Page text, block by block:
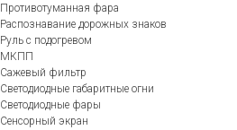
Противотуманная фара
Распознавание дорожных знаков
Руль с подогревом
МКПП
Сажевый фильтр
Светодиодные габаритные огни
Светодиодные фары
Сенсорный экран